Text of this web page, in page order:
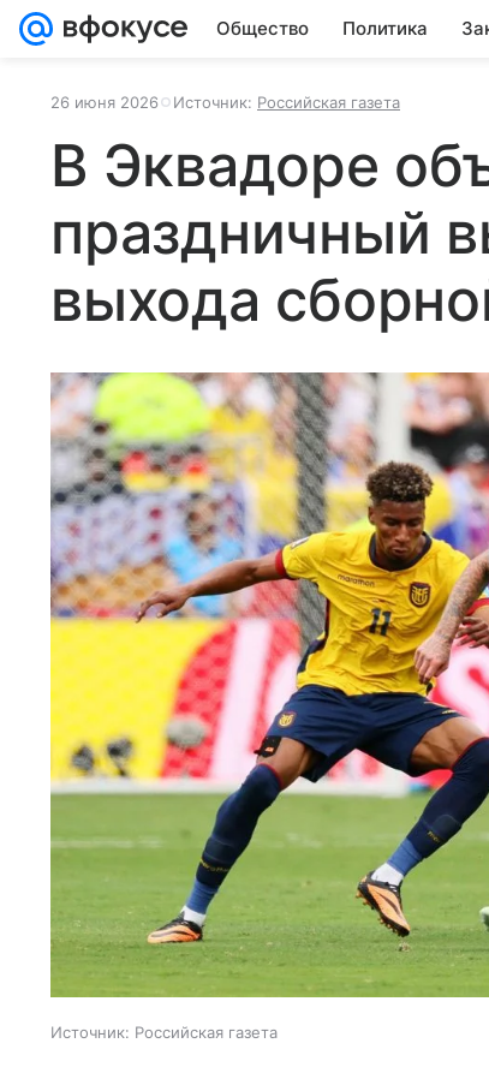
Общество Политика
26 июня 2026 Источник: Российская газета
В Эквадоре
праздничный
выхода
Источник: Российская газета